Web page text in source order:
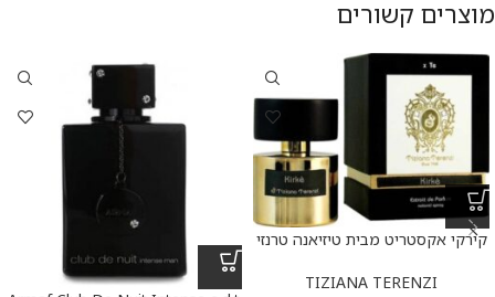
מוצרים קשורים
קירקי אקסטריט מבית טיזיאנה טרנזי
Parfum 100 ml
TIZIANA TERENZI